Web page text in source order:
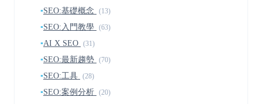
▪SEO:基礎概念 (13)
▪SEO:入門教學 (63)
▪AI X SEO (31)
▪SEO:最新趨勢 (70)
▪SEO:工具 (28)
▪SEO:案例分析 (20)